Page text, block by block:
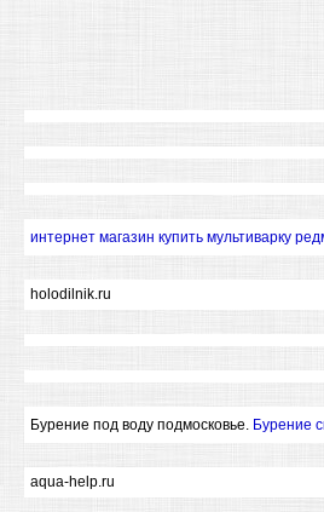
интернет магазин купить мультиварку
holodilnik.ru
Бурение под воду подмосковье. Бурение
aqua-help.ru